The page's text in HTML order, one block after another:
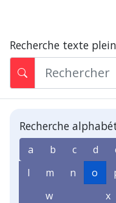
Recherche texte plein
Recherche
a b c d
l
m n o
w
x